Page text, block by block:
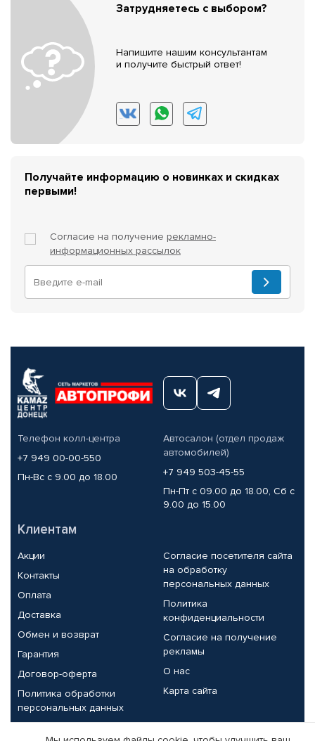
Затрудняетесь с выбором?
Напишите нашим консультантам
и получите быстрый ответ!
Получайте информацию о новинках и скидках
первыми!
Согласие на получение рекламно-
информационных рассылок
Телефон колл-центра
+7 949 00-00-550
Пн-Вс с 9.00 до 18.00
Автосалон (отдел продаж
автомобилей)
+7 949 503-45-55
Пн-Пт с 09.00 до 18.00, Сб с
9.00 до 15.00
Клиентам
Акции
Контакты
Оплата
Доставка
Обмен и возврат
Гарантия
Договор-оферта
Политика обработки
персональных данных
Согласие посетителя сайта
на обработку
персональных данных
Политика
конфиденциальности
Согласие на получение
рекламы
О нас
Карта сайта